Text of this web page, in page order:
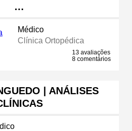
…
Médico
Clínica Ortopédica
13 avaliações
8 comentários
| ANÁLISES